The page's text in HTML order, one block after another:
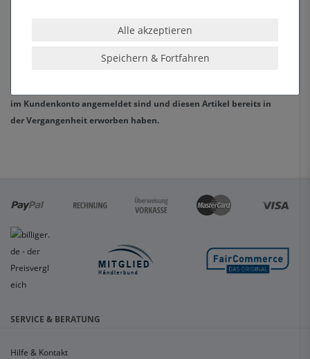
im Kundenkonto angemeldet sind und diesen Artikel bereits in
der Vergangenheit erworben haben.
SERVICE & BERATUNG
Hilfe & Kontakt
Alle akzeptieren
Speichern & Fortfahren